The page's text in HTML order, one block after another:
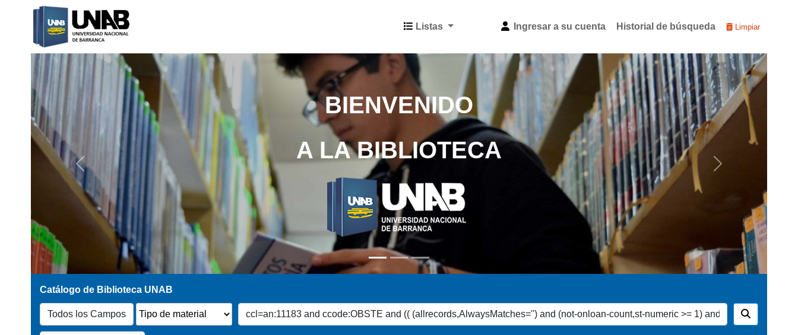
Catalogo Web UNAB
Listas Ingresar a su cuenta Historial de búsqueda Limpiar
BIENVENIDO
A LA BIBLIOTECA
Previous Next